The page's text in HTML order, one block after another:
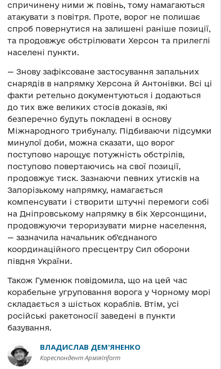
спричинену ними ж повінь, тому намагаються
атакувати з повітря. Проте, ворог не полишає
спроб повернутися на залишені раніше позиції,
та продовжує обстрілювати Херсон та прилеглі
населені пункти.
— Знову зафіксоване застосування запальних
снарядів в напрямку Херсона й Антонівки. Всі ці
факти ретельно документуються і додаються
до тих вже великих стосів доказів, які
безперечно будуть покладені в основу
Міжнародного трибуналу. Підбиваючи підсумки
минулої доби, можна сказати, що ворог
поступово нарощує потужність обстрілів,
поступово повертаючись на свої позиції,
продовжує тиск. Зазнаючи певних утисків на
Запорізькому напрямку, намагається
компенсувати і створити штучні перемоги собі
на Дніпровському напрямку в бік Херсонщини,
продовжуючи тероризувати мирне населення,
— зазначила начальник об’єднаного
координаційного пресцентру Сил оборони
півдня України.
Також Гуменюк повідомила, що на цей час
корабельне угруповання ворога у Чорному морі
складається з шістьох кораблів. Втім, усі
російські ракетоносії заведені в пункти
базування.
ВЛАДИСЛАВ ДЕМ'ЯНЕНКО
Кореспондент АрміяInform